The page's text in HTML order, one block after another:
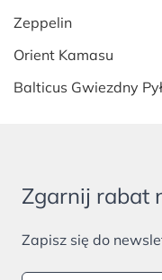
Zeppelin
Orient Kamasu
Balticus Gwiezdny Pył
Zgarnij rabat
Zapisz się do